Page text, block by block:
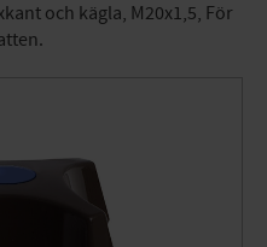
och kägla, M20x1,5, För